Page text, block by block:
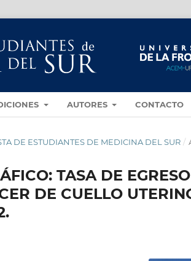
AUTORES CONTACTO
DE ESTUDIANTES DE MEDICINA DEL SUR /
TASA DE EGRESO
DE CUELLO